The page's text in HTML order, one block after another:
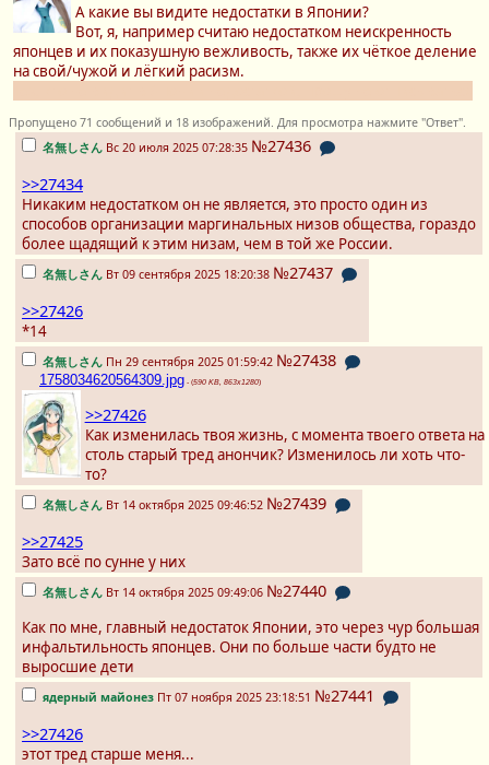
А какие вы видите недостатки в Японии?
Вот, я, например считаю недостатком неискренность
японцев и их показушную вежливость, также их чёткое деление
на свой/чужой и лёгкий расизм.
Пропущено 71 сообщений и 18 изображений. Для просмотра нажмите "Ответ".
名無しさん Вс 20 июля 2025 07:28:35 №27436
>>27434
Никаким недостатком он не является, это просто один из
способов организации маргинальных низов общества, гораздо
более щадящий к этим низам, чем в той же России.
名無しさん Вт 09 сентября 2025 18:20:38 №27437
>>27426
*14
名無しさん Пн 29 сентября 2025 01:59:42 №27438
1758034620564309.jpg - (590 KB, 863x1280)
>>27426
Как изменилась твоя жизнь, с момента твоего ответа на
столь старый тред анончик? Изменилось ли хоть что-
то?
名無しさん Вт 14 октября 2025 09:46:52 №27439
>>27425
Зато всё по сунне у них
名無しさん Вт 14 октября 2025 09:49:06 №27440
Как по мне, главный недостаток Японии, это через чур большая
инфальтильность японцев. Они по больше части будто не
выросшие дети
ядерный майонез Пт 07 ноября 2025 23:18:51 №27441
>>27426
этот тред старше меня...